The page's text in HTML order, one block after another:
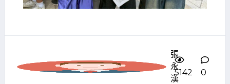
張
永
漢
5142 0